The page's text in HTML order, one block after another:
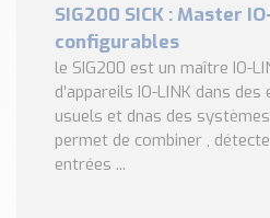
SIG200 SICK : Master
configurables
le SIG200 est un maître IO-
d’appareils IO-LINK dans
usuels et dnas des
permet de combiner ,
entrées ...